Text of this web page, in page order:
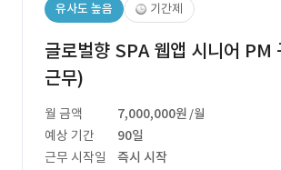
유사도 높음 기간제
글로벌향 SPA 웹앱 시니어 PM
근무)
월 금액 7,000,000원 /월
예상 기간
90일
근무 시작일
즉시 시작